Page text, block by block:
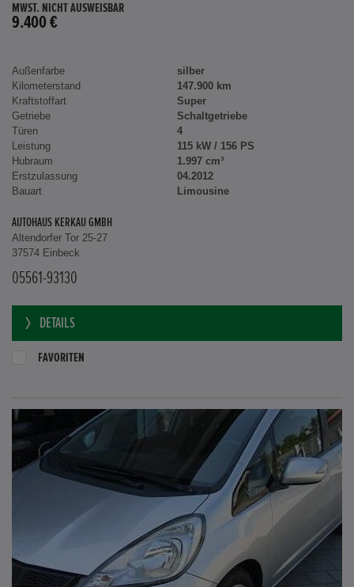
MWST. NICHT AUSWEISBAR
9.400 €
Außenfarbe
silber
Kilometerstand
147.900 km
Kraftstoffart
Super
Getriebe
Schaltgetriebe
Türen
4
Leistung
115 kW / 156 PS
Hubraum
1.997 cm³
Erstzulassung
04.2012
Bauart
Limousine
AUTOHAUS KERKAU GMBH
Altendorfer Tor 25-27
37574 Einbeck
05561-93130
DETAILS
FAVORITEN